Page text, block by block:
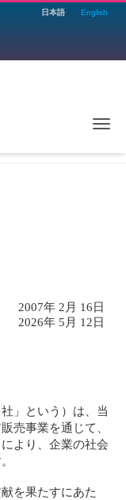
日本語 English
2007年 2月 16日
2026年 5月 12日
」という）は、当
売事業を通じて、
より、企業の社会
を果たすにあた